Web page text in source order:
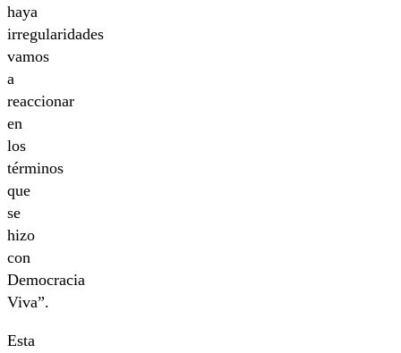
haya
irregularidades
vamos
a
reaccionar
en
los
términos
que
se
hizo
con
Democracia
Viva”.
Esta